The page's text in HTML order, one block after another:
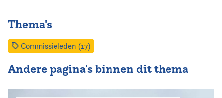
Thema's
Commissieleden (17)
Andere pagina's binnen dit thema